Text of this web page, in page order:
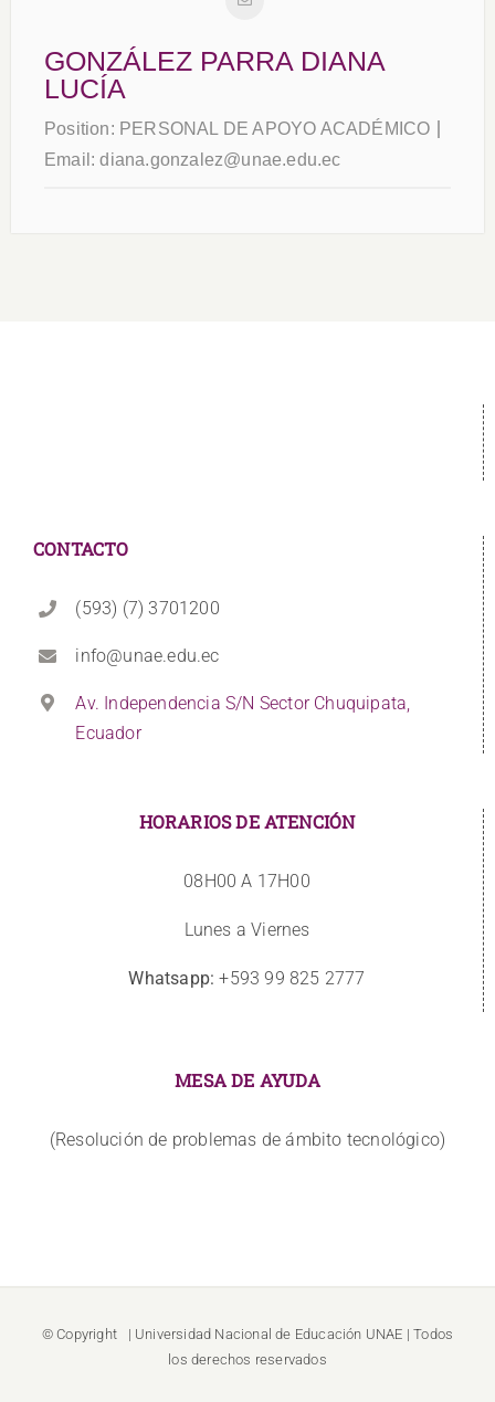
GONZÁLEZ PARRA DIANA
LUCÍA
Position: PERSONAL DE APOYO ACADÉMICO
Email:diana.gonzalez@unae.edu.ec
CONTACTO
(593) (7) 3701200
info@unae.edu.ec
Av. Independencia S/N Sector Chuquipata,
Ecuador
HORARIOS DE ATENCIÓN
08H00 A 17H00
Lunes a Viernes
Whatsapp: +593 99 825 2777
MESA DE AYUDA
(Resolución de problemas de ámbito tecnológico)
© Copyright | Universidad Nacional de Educación UNAE | Todos
los derechos reservados